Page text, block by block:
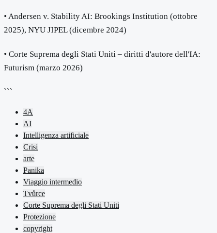
• Andersen v. Stability AI: Brookings Institution (ottobre
2025), NYU JIPEL (dicembre 2024)
• Corte Suprema degli Stati Uniti – diritti d'autore dell'IA:
Futurism (marzo 2026)
```
4A
AI
Intelligenza artificiale
Crisi
arte
Panika
Viaggio intermedio
Tvůrce
Corte Suprema degli Stati Uniti
Protezione
copyright